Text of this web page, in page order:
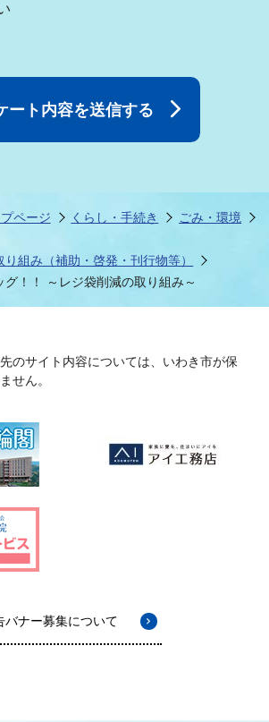
プページ くらし・手続き
ごみ・環境
組み（補助・啓発・刊行物等）
！！ ～レジ袋削減の取り組み～
のサイト内容については、いわき市が保
せん。
バナー募集について